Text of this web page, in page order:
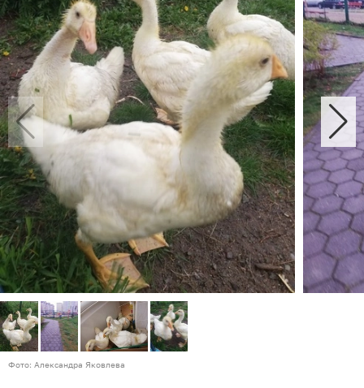
Фото: Александра Яковлева